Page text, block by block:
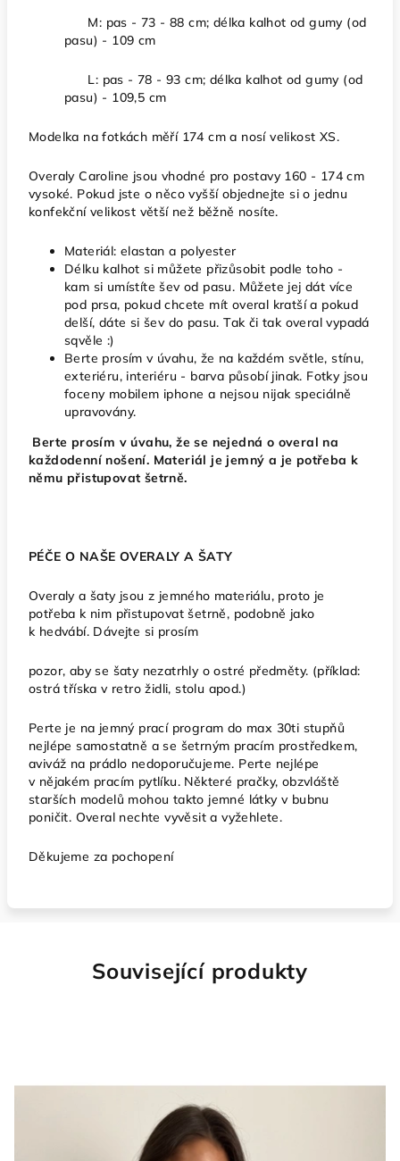
M: pas - 73 - 88 cm; délka kalhot od gumy (od
pasu) - 109 cm
L: pas - 78 - 93 cm; délka kalhot od gumy (od
pasu) - 109,5 cm
Modelka na fotkách měří 174 cm a nosí velikost XS.
Overaly Caroline jsou vhodné pro postavy 160 - 174 cm
vysoké. Pokud jste o něco vyšší objednejte si o jednu
konfekční velikost větší než běžně nosíte.
Materiál: elastan a polyester
Délku kalhot si můžete přizůsobit podle toho -
kam si umístíte šev od pasu. Můžete jej dát více
pod prsa, pokud chcete mít overal kratší a pokud
delší, dáte si šev do pasu. Tak či tak overal vypadá
sqvěle :)
Berte prosím v úvahu, že na každém světle, stínu,
exteriéru, interiéru - barva působí jinak. Fotky jsou
foceny mobilem iphone a nejsou nijak speciálně
upravovány.
Berte prosím v úvahu, že se nejedná o overal na
každodenní nošení. Materiál je jemný a je potřeba k
němu přistupovat šetrně.
PÉČE O NAŠE OVERALY A ŠATY
Overaly a šaty jsou z jemného materiálu, proto je
potřeba k nim přistupovat šetrně, podobně jako
k hedvábí. Dávejte si prosím
pozor, aby se šaty nezatrhly o ostré předměty. (příklad:
ostrá tříska v retro židli, stolu apod.)
Perte je na jemný prací program do max 30ti stupňů
nejlépe samostatně a se šetrným pracím prostředkem,
aviváž na prádlo nedoporučujeme. Perte nejlépe
v nějakém pracím pytlíku. Některé pračky, obzvláště
starších modelů mohou takto jemné látky v bubnu
poničit. Overal nechte vyvěsit a vyžehlete.
Děkujeme za pochopení
Související produkty